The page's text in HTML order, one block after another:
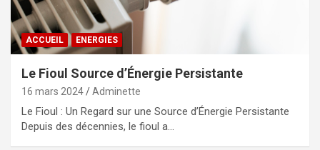
ACCUEIL ENERGIES
Le Fioul Source d’Énergie Persistante
16 mars 2024 Adminette
Le Fioul : Un Regard sur une Source d’Énergie Persistante
Depuis des décennies, le fioul a…